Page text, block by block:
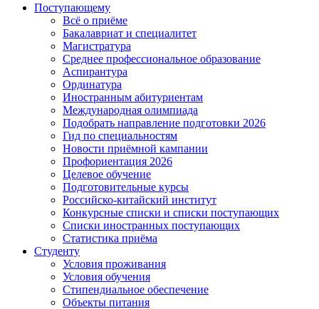
Поступающему
Всё о приёме
Бакалавриат и специалитет
Магистратура
Среднее профессиональное образование
Аспирантура
Ординатура
Иностранным абитуриентам
Международная олимпиада
Подобрать направление подготовки 2026
Гид по специальностям
Новости приёмной кампании
Профориентация 2026
Целевое обучение
Подготовительные курсы
Российско-китайский институт
Конкурсные списки и списки поступающих
Списки иностранных поступающих
Статистика приёма
Студенту
Условия проживания
Условия обучения
Стипендиальное обеспечение
Объекты питания